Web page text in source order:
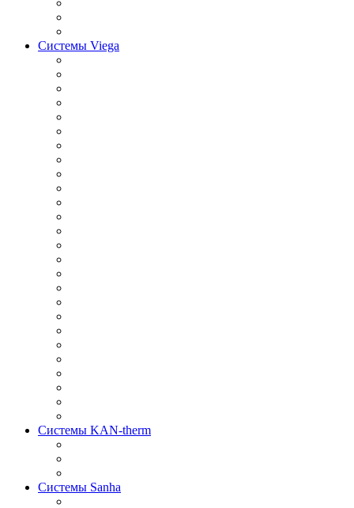
Системы Viega
Системы KAN-therm
Системы Sanha